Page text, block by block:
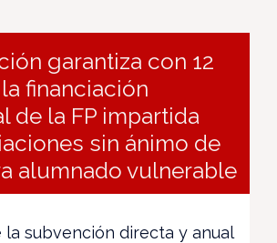
garantiza con 12
financiación
de la FP impartida
sin ánimo de
alumnado vulnerable
la subvención directa y anual